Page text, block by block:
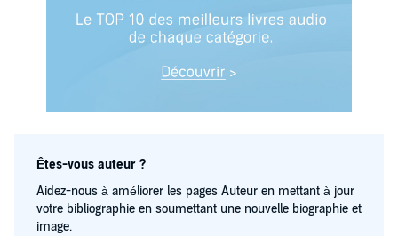
Êtes-vous auteur ?
Aidez-nous à améliorer les pages Auteur en mettant à jour
votre bibliographie en soumettant une nouvelle biographie et
image.